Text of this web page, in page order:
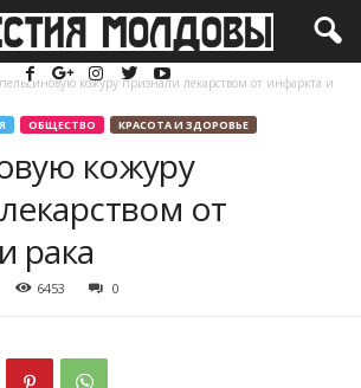
кожуру признали лекарством от инфаркта и
ОБЩЕСТВО КРАСОТА И ЗДОРОВЬЕ
кожуру
от
рака
6453 0